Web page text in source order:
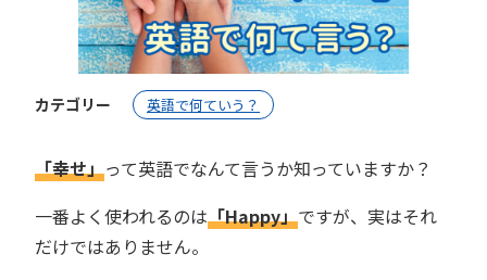
カテゴリー 英語で何ていう？
「幸せ」って英語でなんて言うか知っていますか？
一番よく使われるのは「Happy」ですが、実はそれ
だけではありません。